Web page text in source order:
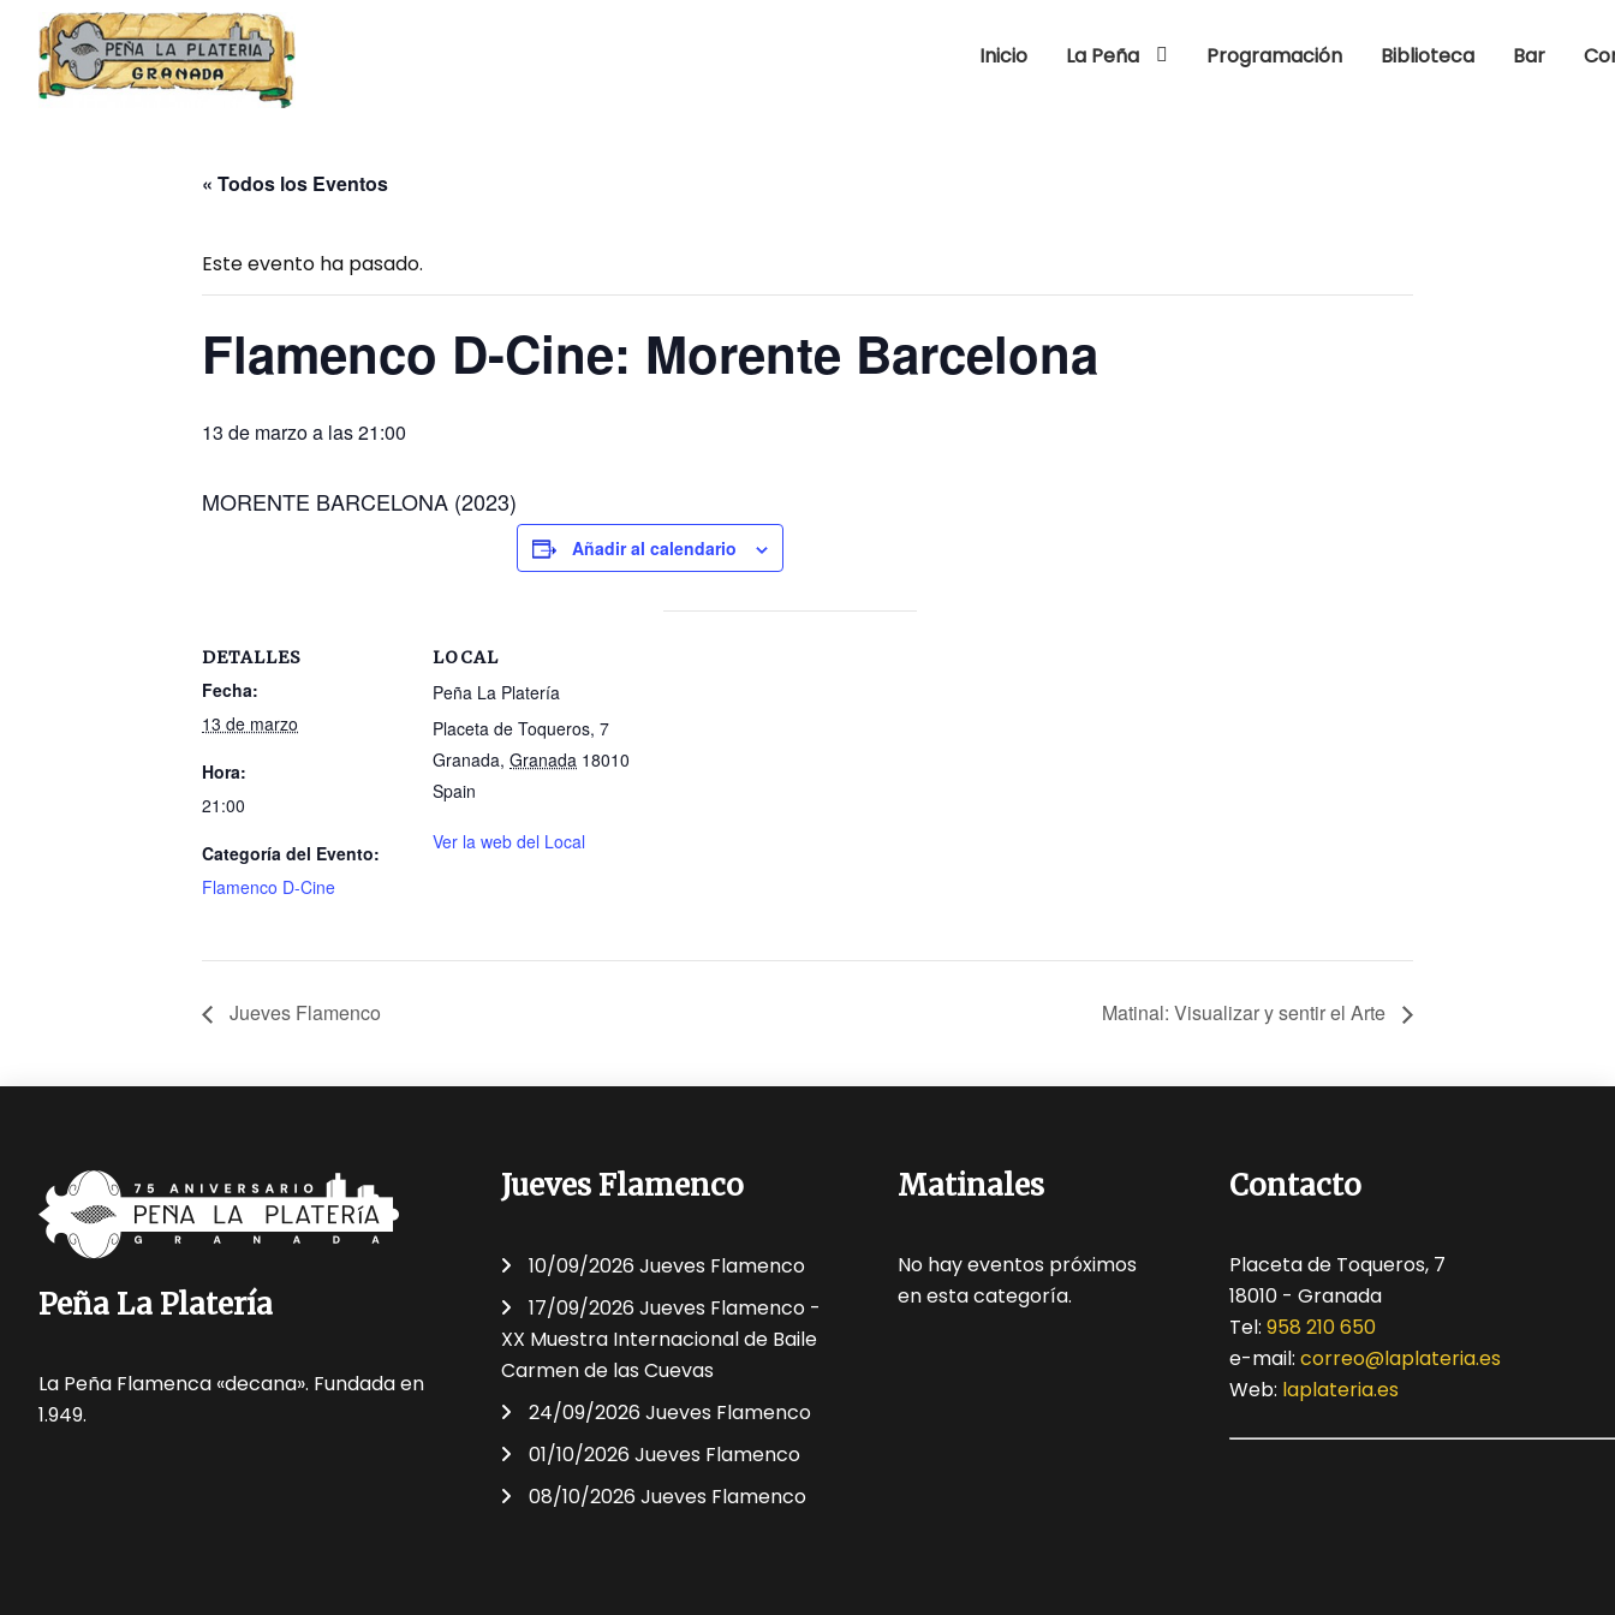
content
Inicio La Peña Programación Biblioteca Bar
« Todos los Eventos
Este evento ha pasado.
Flamenco D-Cine: Morente Barcelona
13 de marzo a las 21:00
MORENTE BARCELONA (2023)
Añadir al calendario
DETALLES
Fecha:
13 de marzo
Hora:
21:00
Categoría del Evento:
Flamenco D-Cine
LOCAL
Peña La Platería
Placeta de Toqueros, 7
Granada, Granada 18010
Spain
Ver la web del Local
Jueves Flamenco Matinal: Visualizar y sentir el Arte
Peña La Platería
La Peña Flamenca «decana». Fundada en
1.949.
Jueves Flamenco
10/09/2026 Jueves Flamenco
17/09/2026 Jueves Flamenco -
XX Muestra Internacional de Baile
Carmen de las Cuevas
24/09/2026 Jueves Flamenco
01/10/2026 Jueves Flamenco
08/10/2026 Jueves Flamenco
Matinales
No hay eventos próximos
en esta categoría.
Contacto
Placeta de Toqueros, 7
18010 - Granada
Tel: 958 210 650
e-mail: correo@laplateria.es
Web: laplateria.es